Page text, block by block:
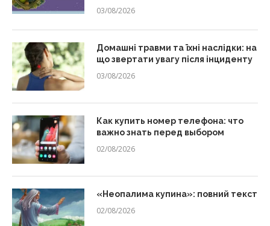
03/08/2026
Домашні травми та їхні наслідки: на
що звертати увагу після інциденту
03/08/2026
Как купить номер телефона: что
важно знать перед выбором
02/08/2026
«Неопалима купина»: повний текст
02/08/2026